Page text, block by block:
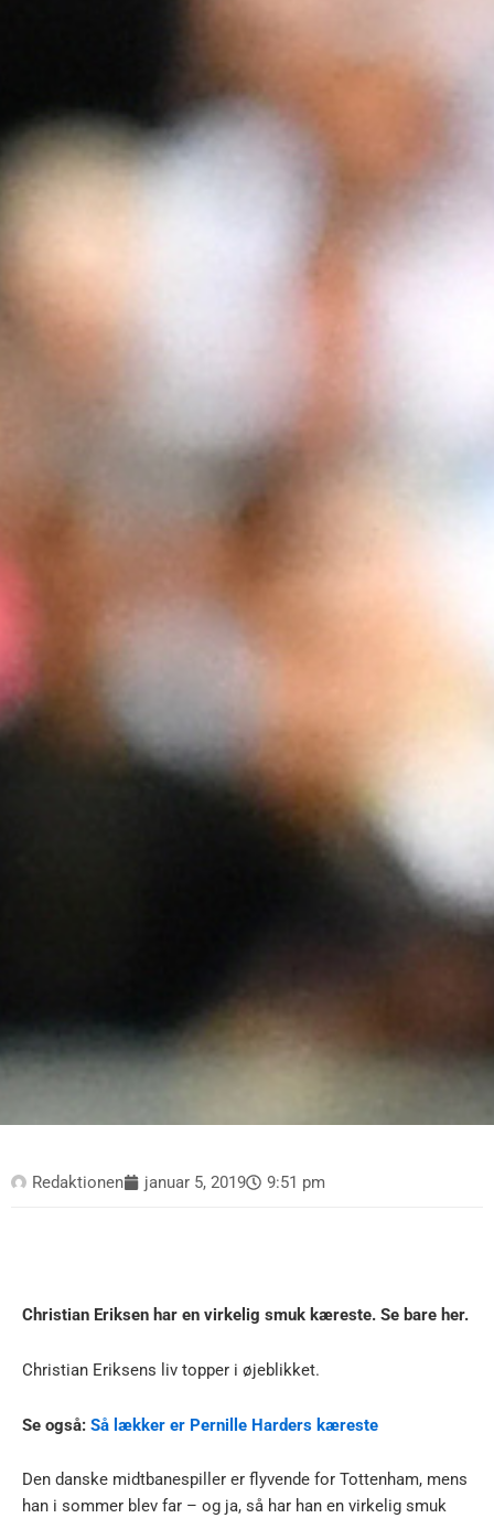
Redaktionen januar 5, 2019 9:51 pm
Christian Eriksen har en virkelig smuk kæreste. Se bare her.
Christian Eriksens liv topper i øjeblikket.
Se også: Så lækker er Pernille Harders kæreste
Den danske midtbanespiller er flyvende for Tottenham, mens
han i sommer blev far – og ja, så har han en virkelig smuk